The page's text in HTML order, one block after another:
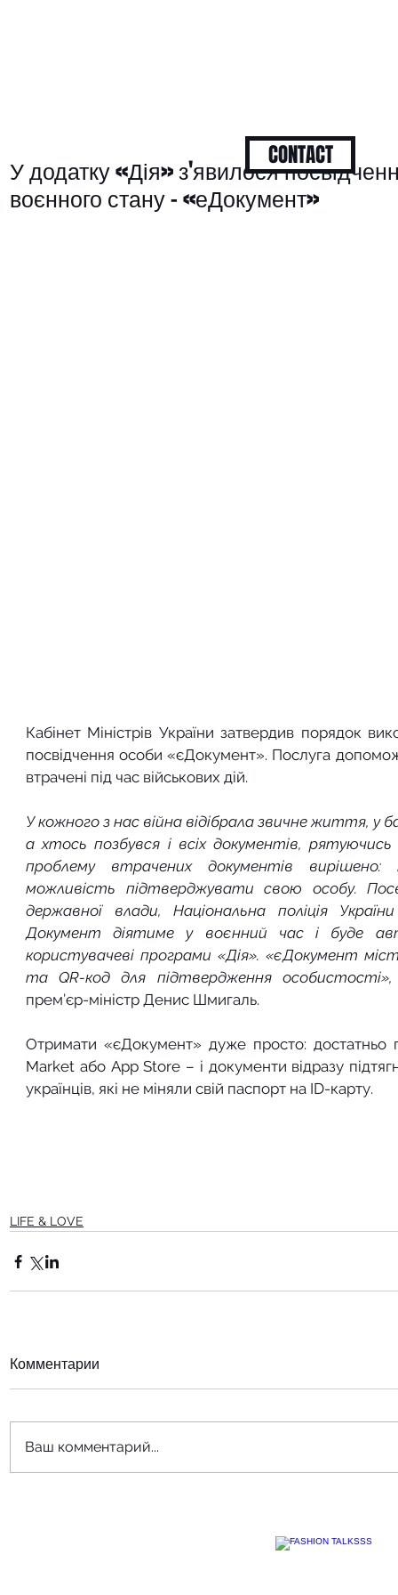
У додатку «Дія» з'явилося
воєнного стану – «еДокумент»
Кабінет Міністрів України затвердив порядок
посвідчення особи «єДокумент». Послуга
втрачені під час військових дій.
У кожного з нас війна відібрала звичне життя,
а хтось позбувся і всіх документів,
проблему втрачених документів
можливість підтверджувати свою особу.
державної влади, Національна поліція
Документ діятиме у воєнний час і буде
користувачеві програми «Дія». «єДокумент
та QR-код для підтвердження особистості»,
прем’єр-міністр Денис Шмигаль.
Отримати «єДокумент» дуже просто: достатньо
Market або App Store – і документи відразу
українців, які не міняли свій паспорт на ID-карту.
LIFE & LOVE
Комментарии
Ваш комментарий...
CONTACT